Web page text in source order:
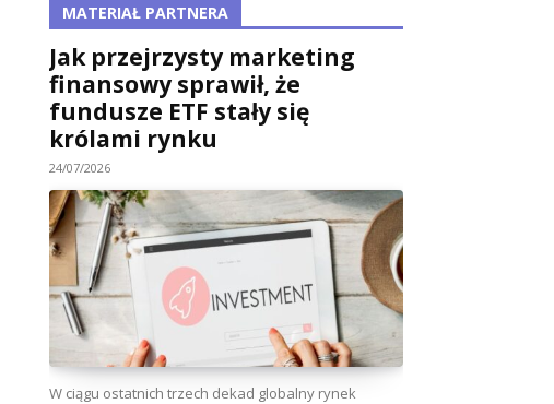
MATERIAŁ PARTNERA
Jak przejrzysty marketing
finansowy sprawił, że
fundusze ETF stały się
królami rynku
24/07/2026
W ciągu ostatnich trzech dekad globalny rynek